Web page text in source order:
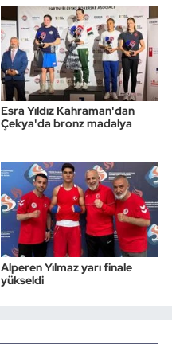
Esra Yıldız Kahraman'dan
Çekya'da bronz madalya
Alperen Yılmaz yarı finale
yükseldi